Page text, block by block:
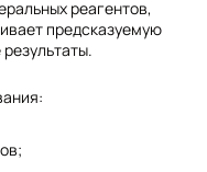
реагентов,
предсказуемую